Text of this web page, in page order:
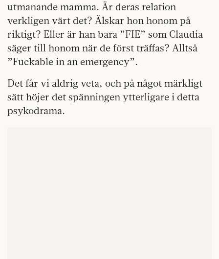
utmanande mamma. Är deras relation
verkligen värt det? Älskar hon honom på
riktigt? Eller är han bara ”FIE” som Claudia
säger till honom när de först träffas? Alltså
”Fuckable in an emergency”.
Det får vi aldrig veta, och på något märkligt
sätt höjer det spänningen ytterligare i detta
psykodrama.